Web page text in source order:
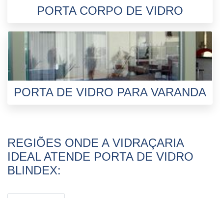
PORTA CORPO DE VIDRO
PORTA DE VIDRO PARA VARANDA
REGIÕES ONDE A VIDRAÇARIA
IDEAL ATENDE PORTA DE VIDRO
BLINDEX: